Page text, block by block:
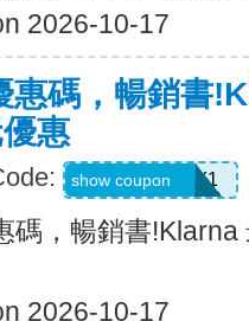
2026-10-17
惠碼，暢銷書
惠
KLARNAJULY1
show coupon
碼，暢銷書
2026-10-17